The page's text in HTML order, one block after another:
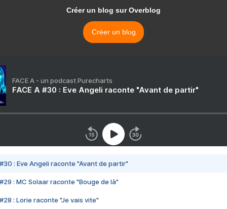
Créer un blog sur Overblog
Créer un blog
FACE A - un podcast Purecharts
FACE A #30 : Eve Angeli raconte "Avant de partir"
#30 : Eve Angeli raconte "Avant de partir"
#29 : MC Solaar raconte "Bouge de là"
#28 : Lorie raconte "Je vais vite"